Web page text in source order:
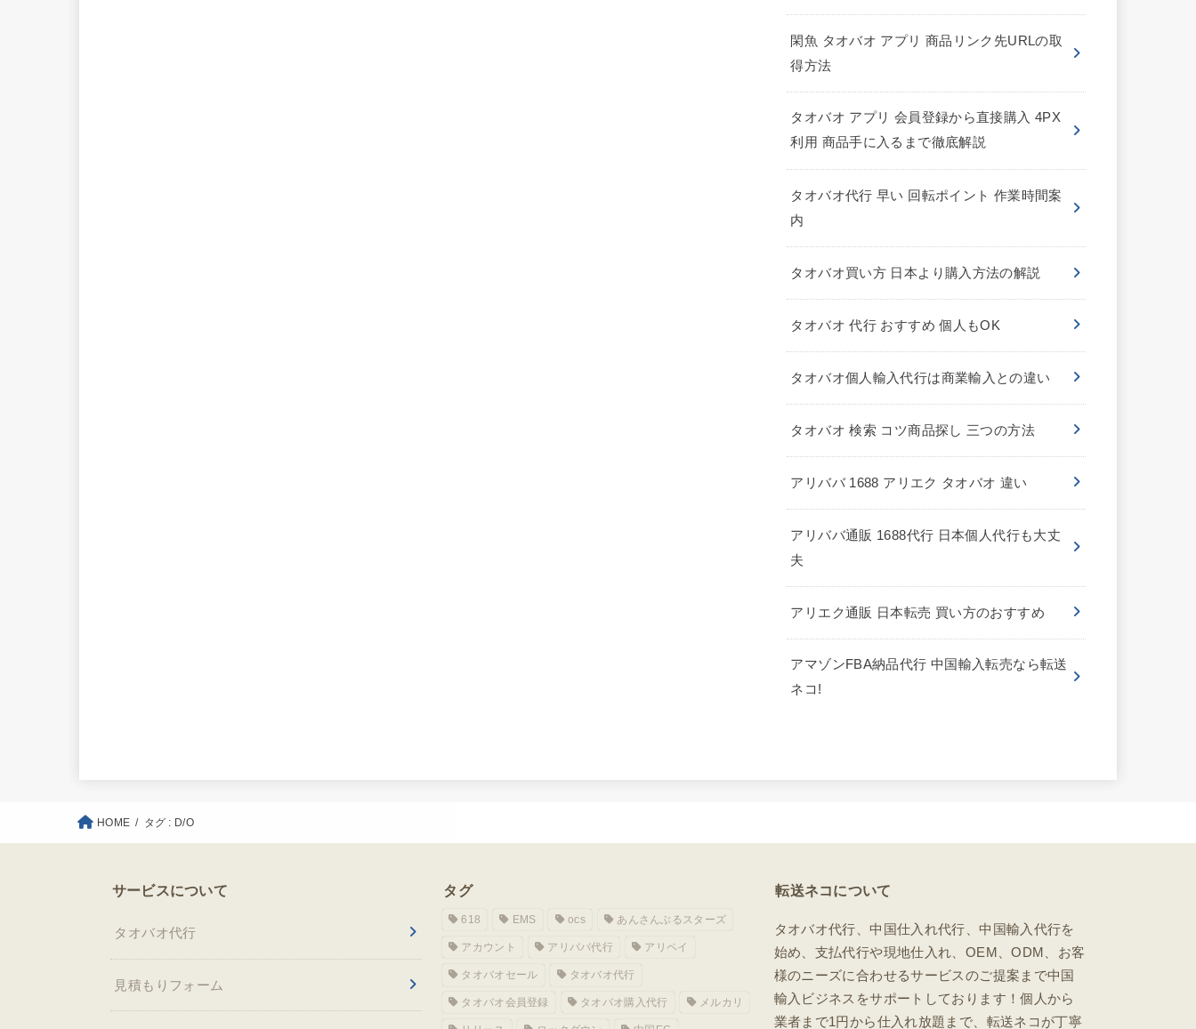
閑魚 タオバオ アプリ 商品リンク先URLの取
得方法
タオバオ アプリ 会員登録から直接購入 4PX
利用 商品手に入るまで徹底解説
タオバオ代行 早い 回転ポイント 作業時間案
内
タオバオ買い方 日本より購入方法の解説
タオバオ 代行 おすすめ 個人もOK
タオバオ個人輸入代行は商業輸入との違い
タオバオ 検索 コツ商品探し 三つの方法
アリババ 1688 アリエク タオバオ 違い
アリババ通販 1688代行 日本個人代行も大丈
夫
アリエク通販 日本転売 買い方のおすすめ
アマゾンFBA納品代行 中国輸入転売なら転送
ネコ!
HOME タグ : D/O
サービスについて
タオバオ代行
見積もりフォーム
タグ
618 EMS ocs あんさんぶるスターズ
アカウント アリババ代行 アリペイ
タオバオセール タオバオ代行
タオバオ会員登録 タオバオ購入代行 メルカリ
転送ネコについて
タオバオ代行、中国仕入れ代行、中国輸入代行を
始め、支払代行や現地仕入れ、OEM、ODM、お客
様のニーズに合わせるサービスのご提案まで中国
輸入ビジネスをサポートしております！個人から
業者まで1円から仕入れ放題まで、転送ネコが丁寧